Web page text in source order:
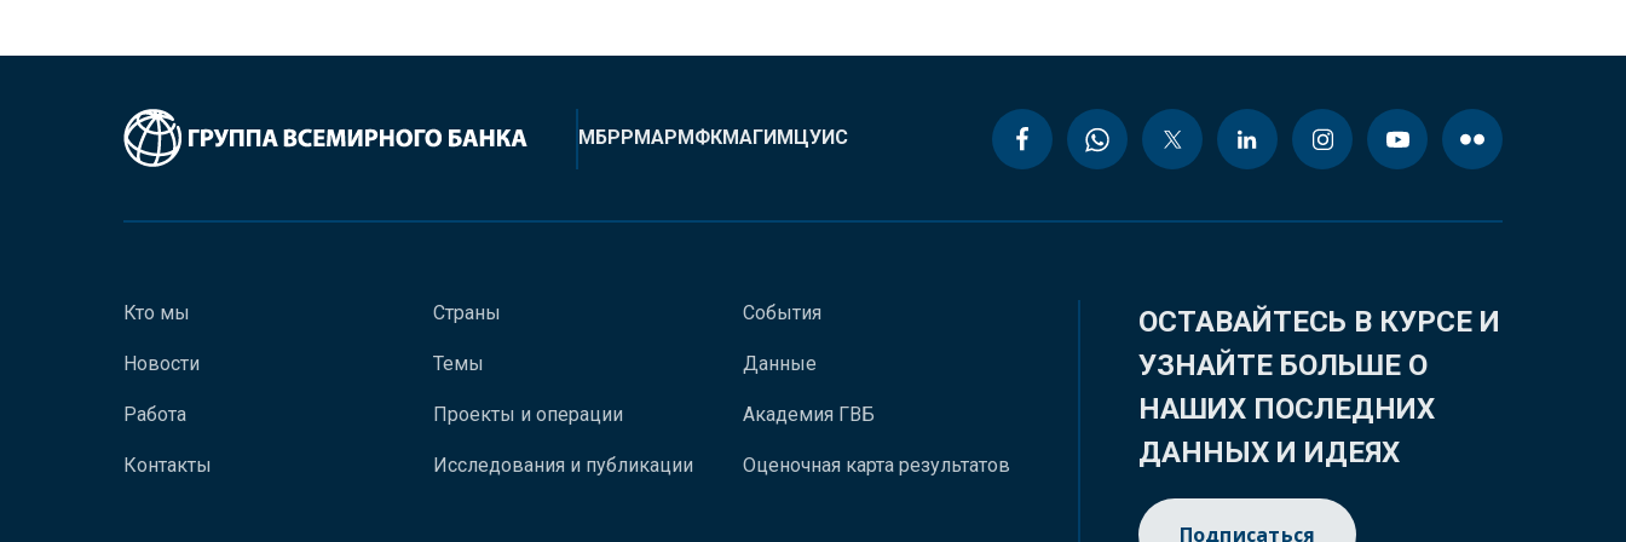
МБРРМАРМФКМАГИМЦУИС
Кто мы
Новости
Работа
Контакты
Страны
Темы
Проекты и операции
Исследования и публикации
События
Данные
Академия ГВБ
Оценочная карта результатов
ОСТАВАЙТЕСЬ В КУРСЕ И
УЗНАЙТЕ БОЛЬШЕ О
НАШИХ ПОСЛЕДНИХ
ДАННЫХ И ИДЕЯХ
Подписаться